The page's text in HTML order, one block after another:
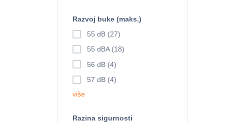
Razvoj buke (maks.)
55 dB (27)
55 dBA (18)
56 dB (4)
57 dB (4)
više
Razina sigurnosti